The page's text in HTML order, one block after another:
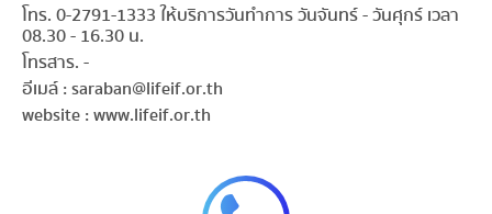
โทร. 0-2791-1333 ให้บริการวันทำการ วันจันทร์ - วันศุกร์ เวลา
08.30 - 16.30 น.
โทรสาร. -
อีเมล์ : saraban@lifeif.or.th
website : www.lifeif.or.th